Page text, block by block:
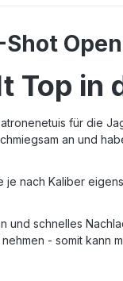
Top in
für die
an und
nach Kaliber
schnelles
- somit kann